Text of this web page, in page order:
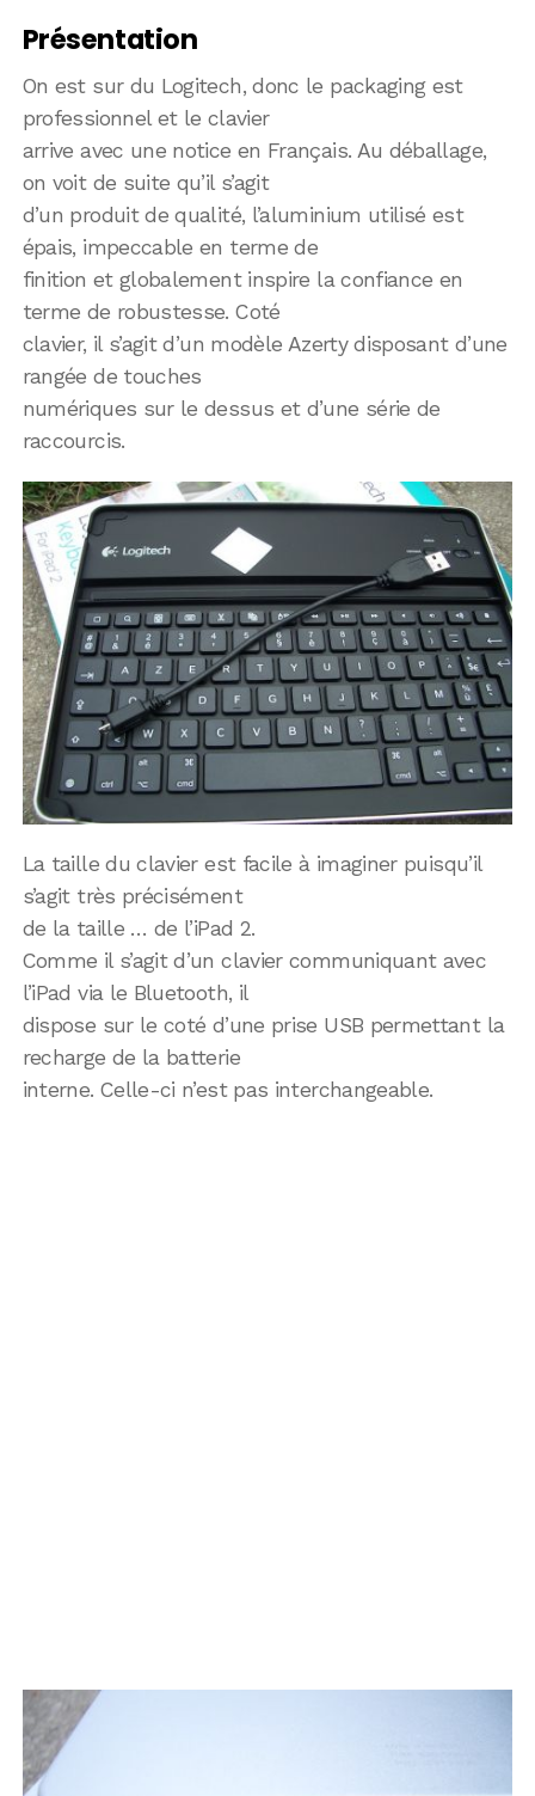
Présentation
On est sur du Logitech, donc le packaging est
professionnel et le clavier
arrive avec une notice en Français. Au déballage,
on voit de suite qu’il s’agit
d’un produit de qualité, l’aluminium utilisé est
épais, impeccable en terme de
finition et globalement inspire la confiance en
terme de robustesse. Coté
clavier, il s’agit d’un modèle Azerty disposant d’une
rangée de touches
numériques sur le dessus et d’une série de
raccourcis.
La taille du clavier est facile à imaginer puisqu’il
s’agit très précisément
de la taille … de l’iPad 2.
Comme il s’agit d’un clavier communiquant avec
l’iPad via le Bluetooth, il
dispose sur le coté d’une prise USB permettant la
recharge de la batterie
interne. Celle-ci n’est pas interchangeable.